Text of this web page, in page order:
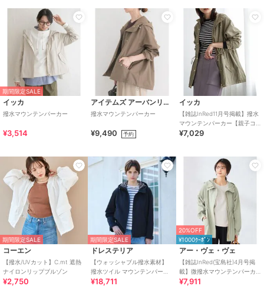
期間限定SALE
イッカ
撥水マウンテンパーカー
¥3,514
アイテムズ アーバンリサーチ
撥水マウンテンパーカー
¥9,490 予約
イッカ
【雑誌InRed11月号掲載】撥水
マウンテンパーカー【親子コ
ーデ】
¥7,029
期間限定SALE
コーエン
【撥水/UVカット】C.mt 遮熱
ナイロンリップブルゾン
¥2,750
期間限定SALE
ドレステリア
【ウォッシャブル撥水素材】
撥水ツイル マウンテンパーカ
ー
¥18,711
20%OFF
¥1000ｸｰﾎﾟﾝ
アー・ヴェ・ヴェ
【雑誌InRed(宝島社)4月号掲
載】微撥水マウンテンパーカ
ー
¥7,911